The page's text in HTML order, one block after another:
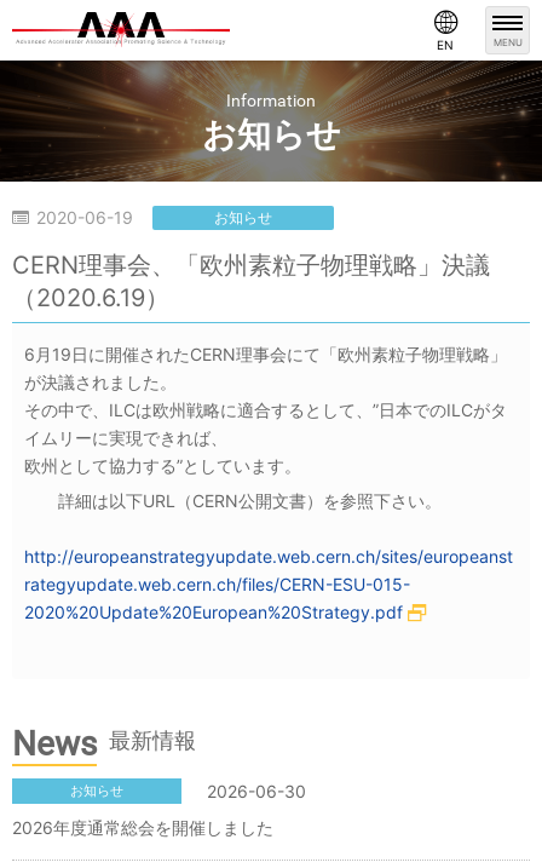
MENU
EN
Information
お知らせ
2020-06-19 お知らせ
CERN理事会、「欧州素粒子物理戦略」決議
（2020.6.19）
6月19日に開催されたCERN理事会にて「欧州素粒子物理戦略」
が決議されました。
その中で、ILCは欧州戦略に適合するとして、”日本でのILCがタ
イムリーに実現できれば、
欧州として協力する”としています。
詳細は以下URL（CERN公開文書）を参照下さい。
http://europeanstrategyupdate.web.cern.ch/sites/europeanst
rategyupdate.web.cern.ch/files/CERN-ESU-015-
2020%20Update%20European%20Strategy.pdf
News 最新情報
2026-06-30
お知らせ
2026年度通常総会を開催しました